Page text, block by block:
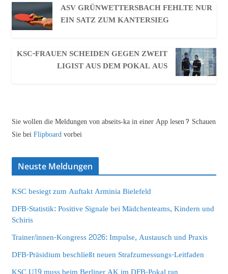
ASV GRÜNWETTERSBACH FEHLTE NUR
EIN SATZ ZUM KANTERSIEG
KSC-FRAUEN SCHEIDEN GEGEN ZWEIT
LIGIST AUS DEM POKAL AUS
Sie wollen die Meldungen von abseits-ka in einer App lesen? Schauen
Sie beiFlipboardvorbei
Neuste Meldungen
KSC besiegt zum Auftakt Arminia Bielefeld
DFB-Statistik: Positive Signale bei Mädchenteams, Kindern und
Schiris
Trainer/innen-Kongress 2026: Impulse, Austausch und Praxis
DFB-Präsidium beschließt neuen Strafzumessungs-Leitfaden